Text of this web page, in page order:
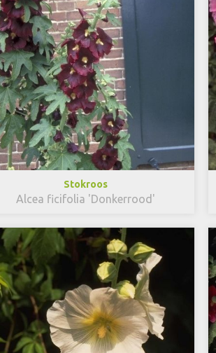
Stokroos
Alcea ficifolia 'Donkerrood'